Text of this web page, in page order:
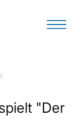
"Der